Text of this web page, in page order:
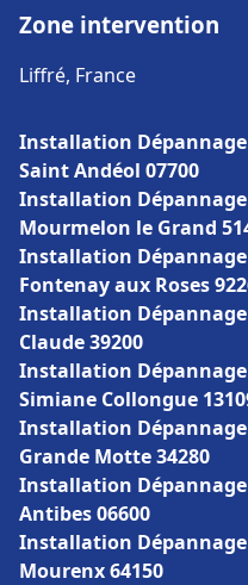
Zone intervention
Liffré, France
Installation
Saint Andéol 07700
Installation
Mourmelon le Grand
Installation
Fontenay aux Roses
Installation
Claude 39200
Installation
Simiane Collongue
Installation
Grande Motte 34280
Installation
Antibes 06600
Installation
Mourenx 64150